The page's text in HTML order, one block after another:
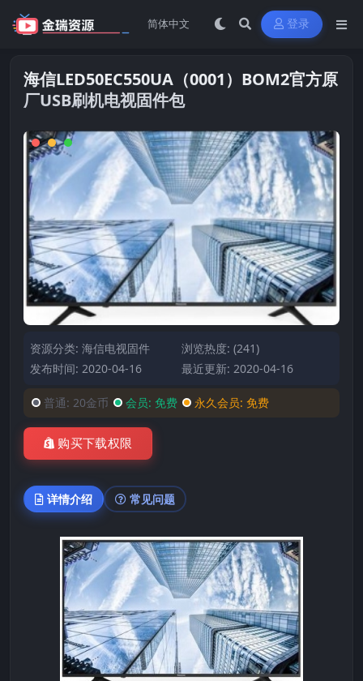
登录
海信LED50EC550UA（0001）BOM2官方原
厂USB刷机电视固件包
资源分类: 海信电视固件
浏览热度: (241)
发布时间: 2020-04-16
最近更新: 2020-04-16
普通: 20金币 会员: 免费 永久会员: 免费
购买下载权限
详情介绍 常见问题